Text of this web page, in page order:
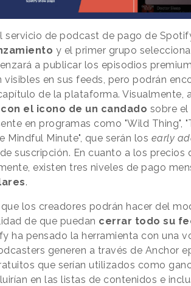
servicio de podcast de pago de
y el primer grupo
a publicar los episodios
visibles en sus feeds, pero podrán
de la plataforma. Visualmente,
el icono de un candado sobre
en programas como "Wild Thing",
Mindful Minute", que serán los early
suscripción. En cuanto a los precios
existen tres niveles de pago
.
los creadores podrán hacer del
de que puedan cerrar todo su
ha pensado la herramienta con una
generen a través de Anchor
que serían utilizados como
en las listas de contenidos e